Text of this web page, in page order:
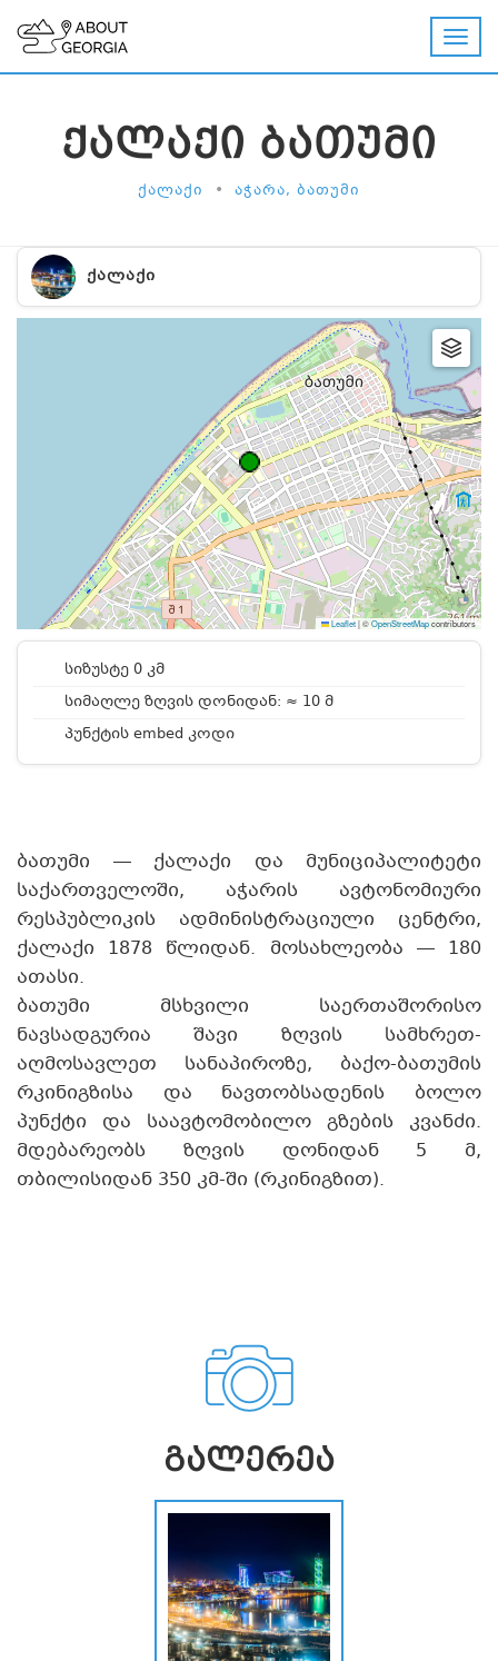
ᲥᲐᲚᲐᲥᲘ ᲑᲐᲗᲣᲛᲘ
ᲥᲐᲚᲐᲥᲘ • ᲐᲭᲐᲠᲐ, ᲑᲐᲗᲣᲛᲘ
ᲥᲐᲚᲐᲥᲘ
Leaflet|©OpenStreetMapcontributors
სიზუსტე 0 კმ
სიმაღლე ზღვის დონიდან: ≈ 10 მ
პუნქტის embed კოდი
ბათუმი — ქალაქი და მუნიციპალიტეტი
საქართველოში, აჭარის ავტონომიური
რესპუბლიკის ადმინისტრაციული ცენტრი,
ქალაქი 1878 წლიდან. მოსახლეობა — 180
ათასი.
ბათუმი მსხვილი საერთაშორისო
ნავსადგურია შავი ზღვის სამხრეთ-
აღმოსავლეთ სანაპიროზე, ბაქო-ბათუმის
რკინიგზისა და ნავთობსადენის ბოლო
პუნქტი და საავტომობილო გზების კვანძი.
მდებარეობს ზღვის დონიდან 5 მ,
თბილისიდან 350 კმ-ში (რკინიგზით).
ᲒᲐᲚᲔᲠᲔᲐ